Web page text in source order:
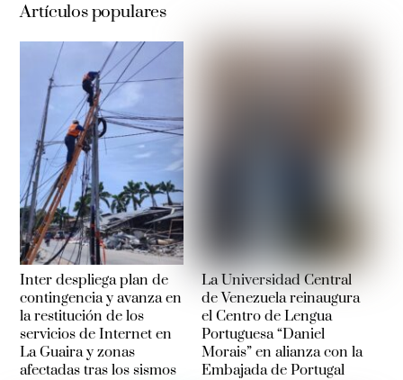
Artículos populares
Inter despliega plan de
contingencia y avanza en
la restitución de los
servicios de Internet en
La Guaira y zonas
afectadas tras los sismos
La Universidad Central
de Venezuela reinaugura
el Centro de Lengua
Portuguesa “Daniel
Morais” en alianza con la
Embajada de Portugal